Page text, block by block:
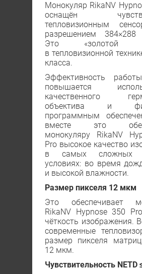
Монокуляр RikaNV
оснащён
тепловизионным
разрешением 384×288
Это «золотой
в тепловизионной
класса.
Эффективность
повышается
качественного
объектива и
программным
вместе это
монокуляру RikaNV
Рro высокое качество
в самых сложных
условиях: во время
и высокой влажности.
Размер пикселя 12 мкм
Это обеспечивает
RikaNV Hypnose 350
чёткость изображения.
современные
размер пикселя
12 мкм.
Чувствительность NEТD